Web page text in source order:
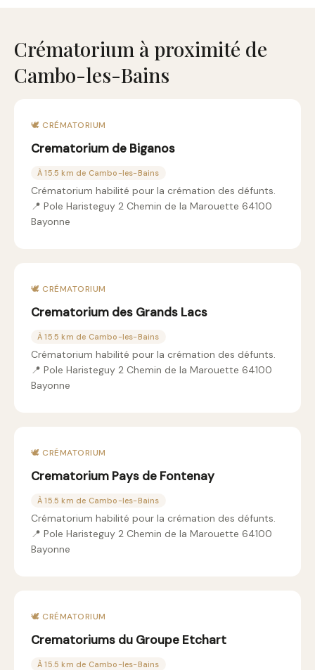
Crématorium à proximité de
Cambo-les-Bains
🕊️ CRÉMATORIUM
Crematorium de Biganos
À 15.5 km de Cambo-les-Bains
Crématorium habilité pour la crémation des défunts.
📍 Pole Haristeguy 2 Chemin de la Marouette 64100
Bayonne
🕊️ CRÉMATORIUM
Crematorium des Grands Lacs
À 15.5 km de Cambo-les-Bains
Crématorium habilité pour la crémation des défunts.
📍 Pole Haristeguy 2 Chemin de la Marouette 64100
Bayonne
🕊️ CRÉMATORIUM
Crematorium Pays de Fontenay
À 15.5 km de Cambo-les-Bains
Crématorium habilité pour la crémation des défunts.
📍 Pole Haristeguy 2 Chemin de la Marouette 64100
Bayonne
🕊️ CRÉMATORIUM
Crematoriums du Groupe Etchart
À 15.5 km de Cambo-les-Bains